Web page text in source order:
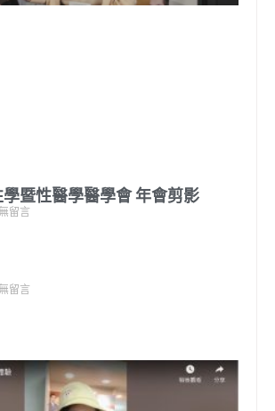
暨性醫學醫學會 年會剪影
留言
留言